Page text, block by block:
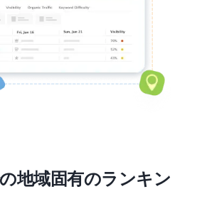
地域固有のランキン